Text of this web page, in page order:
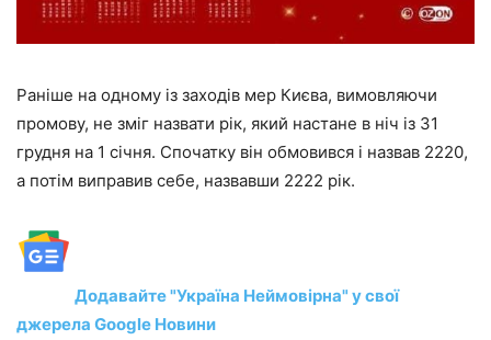
Раніше на одному із заходів мер Києва, вимовляючи
промову, не зміг назвати рік, який настане в ніч із 31
грудня на 1 січня. Спочатку він обмовився і назвав 2220,
а потім виправив себе, назвавши 2222 рік.
Додавайте "Україна Неймовірна" у свої
джерела Google Новини